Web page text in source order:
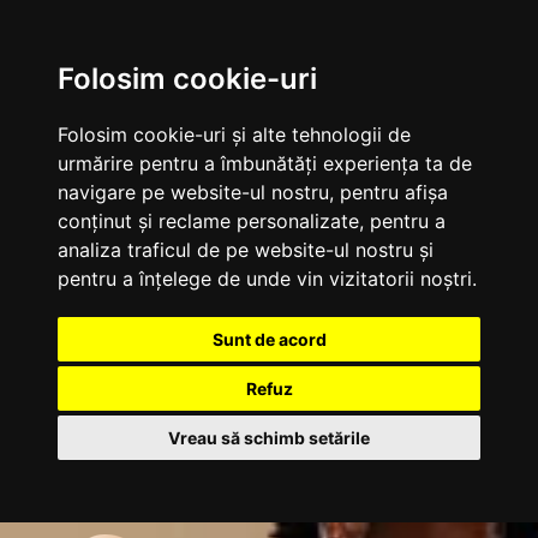
Folosim cookie-uri
Folosim cookie-uri și alte tehnologii de
urmărire pentru a îmbunătăți experiența ta de
navigare pe website-ul nostru, pentru afișa
conținut și reclame personalizate, pentru a
analiza traficul de pe website-ul nostru și
pentru a înțelege de unde vin vizitatorii noștri.
Sunt de acord
Refuz
Vreau să schimb setările